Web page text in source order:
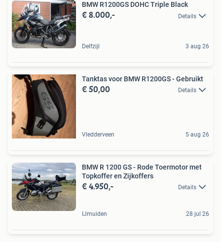
BMW R1200GS DOHC Triple Black
€ 8.000,- Details
Delfzijl 3 aug 26
Tanktas voor BMW R1200GS - Gebruikt
€ 50,00 Details
Vledderveen 5 aug 26
BMW R 1200 GS - Rode Toermotor met
Topkoffer en Zijkoffers
€ 4.950,- Details
IJmuiden 28 jul 26